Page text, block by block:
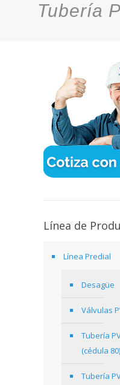
Tubería
Línea de
Línea Predial
Desagüe
Válvulas
Tubería
(cédula 80)
Tubería